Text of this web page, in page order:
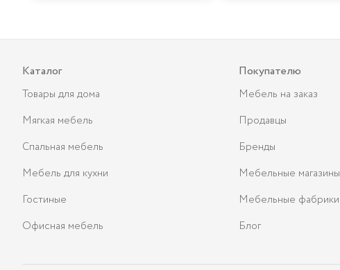
Каталог
Товары для дома
Мягкая мебель
Спальная мебель
Мебель для кухни
Гостиные
Офисная мебель
Покупателю
Мебель на заказ
Продавцы
Бренды
Мебельные магазины
Мебельные фабрики
Блог